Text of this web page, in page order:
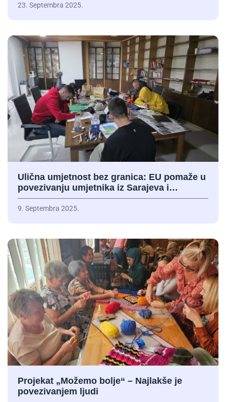
23. Septembra 2025.
Ulična umjetnost bez granica: EU pomaže u
povezivanju umjetnika iz Sarajeva i…
9. Septembra 2025.
Projekat „Možemo bolje“ – Najlakše je
povezivanjem ljudi